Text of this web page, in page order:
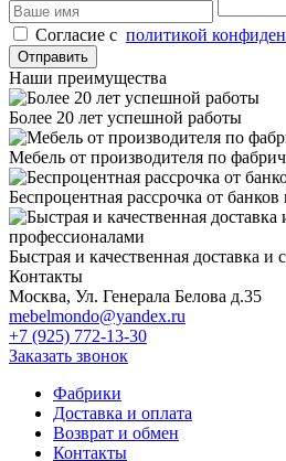
Cогласие с политикой
Отправить
Наши преимущества
Более 20 лет успешной работы
Мебель от производителя по
Беспроцентная рассрочка от банков
Быстрая и качественная доставка и
Контакты
Москва, Ул. Генерала Белова д.35
mebelmondo@yandex.ru
+7 (925) 772-13-30
Заказать звонок
Фабрики
Доставка и оплата
Возврат и обмен
Контакты